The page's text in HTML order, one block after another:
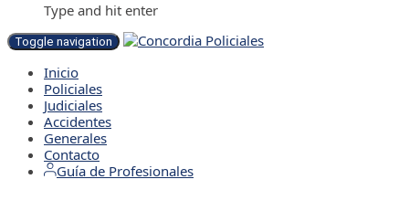
Type and hit enter
Toggle navigation
Inicio
Policiales
Judiciales
Accidentes
Generales
Contacto
Guía de Profesionales